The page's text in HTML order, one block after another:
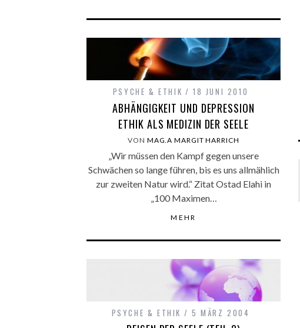
PSYCHE & ETHIK 18 JUNI 2010
ABHÄNGIGKEIT UND DEPRESSION
ETHIK ALS MEDIZIN DER SEELE
VON MAG.A MARGIT HARRICH
„Wir müssen den Kampf gegen unsere
Schwächen so lange führen, bis es uns allmählich
zur zweiten Natur wird.“ Zitat Ostad Elahi in
„100 Maximen…
MEHR
PSYCHE & ETHIK 5 MÄRZ 2004